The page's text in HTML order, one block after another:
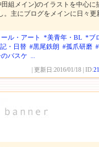
田組メイン)のイラストを中心に
。主にブログをメインに日々更
ル・アート *美青年・BL *ブ
・日替 #黒尾鉄朗 #孤爪研磨
バスケ ...
| 更新日:2016/01/18 | ID: